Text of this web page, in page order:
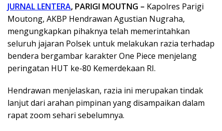
JURNAL LENTERA, PARIGI MOUTNG – Kapolres Parigi
Moutong, AKBP Hendrawan Agustian Nugraha,
mengungkapkan pihaknya telah memerintahkan
seluruh jajaran Polsek untuk melakukan razia terhadap
bendera bergambar karakter One Piece menjelang
peringatan HUT ke-80 Kemerdekaan RI.
Hendrawan menjelaskan, razia ini merupakan tindak
lanjut dari arahan pimpinan yang disampaikan dalam
rapat zoom sehari sebelumnya.